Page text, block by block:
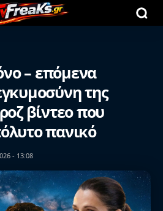
– επόμενα
της
βίντεο που
πανικό
- 13:08